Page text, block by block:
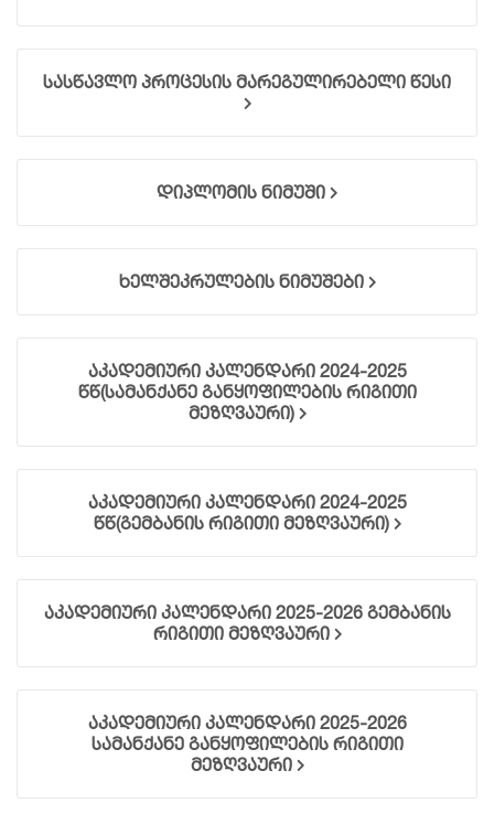
სასწავლო პროცესის მარეგულირებელი წესი
დიპლომის ნიმუში
ხელშეკრულების ნიმუშები
აკადემიური კალენდარი 2024-2025
წწ(სამანქანე განყოფილების რიგითი
მეზღვაური)
აკადემიური კალენდარი 2024-2025
წწ(გემბანის რიგითი მეზღვაური)
აკადემიური კალენდარი 2025-2026 გემბანის
რიგითი მეზღვაური
აკადემიური კალენდარი 2025-2026
სამანქანე განყოფილების რიგითი
მეზღვაური